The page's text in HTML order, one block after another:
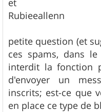
et
Rubieeallenn
petite question (et
ces spams, dans
interdit la fonction
d'envoyer un
inscrits; est-ce que
en place ce type de